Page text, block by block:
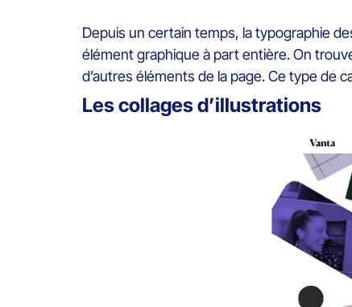
Depuis un certain temps, la typographie
élément graphique à part entière. On
d’autres éléments de la page. Ce type de
Les collages d’illustrations